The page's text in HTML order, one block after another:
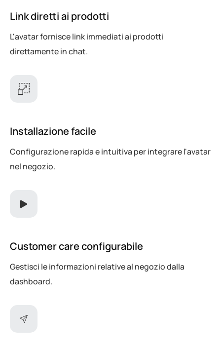
Link diretti ai prodotti
L'avatar fornisce link immediati ai prodotti
direttamente in chat.
Installazione facile
Configurazione rapida e intuitiva per integrare l'avatar
nel negozio.
Customer care configurabile
Gestisci le informazioni relative al negozio dalla
dashboard.